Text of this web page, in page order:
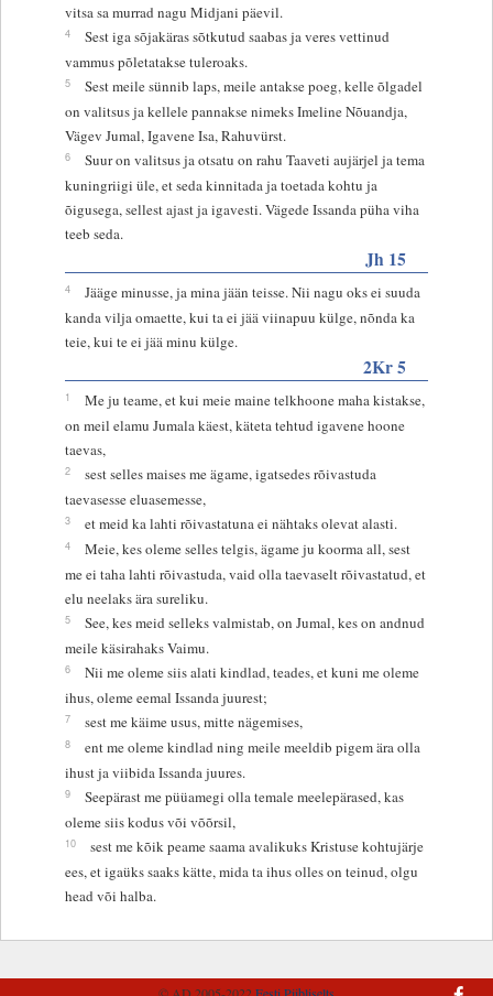
vitsa sa murrad nagu Midjani päevil.
4
Sest iga sõjakäras sõtkutud saabas ja veres vettinud
vammus põletatakse tuleroaks.
5
Sest meile sünnib laps, meile antakse poeg, kelle õlgadel
on valitsus ja kellele pannakse nimeks Imeline Nõuandja,
Vägev Jumal, Igavene Isa, Rahuvürst.
6
Suur on valitsus ja otsatu on rahu Taaveti aujärjel ja tema
kuningriigi üle, et seda kinnitada ja toetada kohtu ja
õigusega, sellest ajast ja igavesti. Vägede Issanda püha viha
teeb seda.
Jh 15
4
Jääge minusse, ja mina jään teisse. Nii nagu oks ei suuda
kanda vilja omaette, kui ta ei jää viinapuu külge, nõnda ka
teie, kui te ei jää minu külge.
2Kr 5
1
Me ju teame, et kui meie maine telkhoone maha kistakse,
on meil elamu Jumala käest, käteta tehtud igavene hoone
taevas,
2
sest selles maises me ägame, igatsedes rõivastuda
taevasesse eluasemesse,
3 et meid ka lahti rõivastatuna ei nähtaks olevat alasti.
4
Meie, kes oleme selles telgis, ägame ju koorma all, sest
me ei taha lahti rõivastuda, vaid olla taevaselt rõivastatud, et
elu neelaks ära sureliku.
5
See, kes meid selleks valmistab, on Jumal, kes on andnud
meile käsirahaks Vaimu.
6
Nii me oleme siis alati kindlad, teades, et kuni me oleme
ihus, oleme eemal Issanda juurest;
7 sest me käime usus, mitte nägemises,
8
ent me oleme kindlad ning meile meeldib pigem ära olla
ihust ja viibida Issanda juures.
9
Seepärast me püüamegi olla temale meelepärased, kas
oleme siis kodus või võõrsil,
10
sest me kõik peame saama avalikuks Kristuse kohtujärje
ees, et igaüks saaks kätte, mida ta ihus olles on teinud, olgu
head või halba.